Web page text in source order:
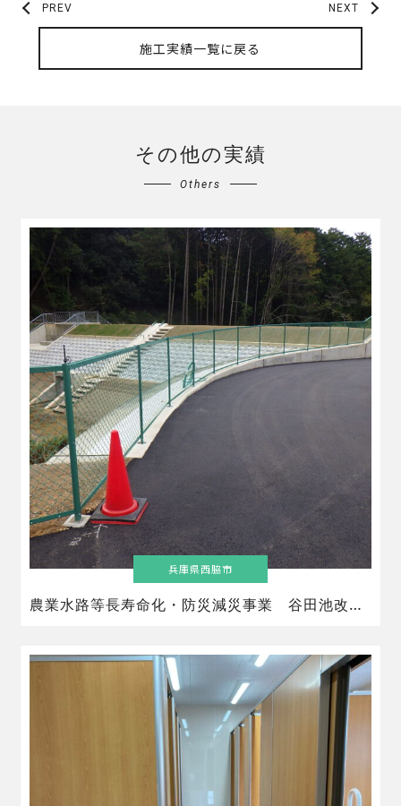
PREV
施工実績一覧に戻る
NEXT
その他の実績
Others
兵庫県西脇市
農業水路等長寿命化・防災減災事業 谷田池改修工事